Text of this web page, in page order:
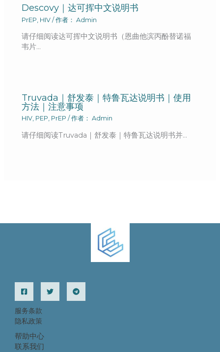
Descovy｜达可挥中文说明书
PrEP HIV / 作者： Admin
请仔细阅读达可挥中文说明书（恩曲他滨丙酚替诺福
韦片…
Truvada｜舒发泰｜特鲁瓦达说明书｜使用
方法｜注意事项
HIV, PEP, PrEP / 作者： Admin
请仔细阅读Truvada｜舒发泰｜特鲁瓦达说明书并…
服务条款
隐私政策
帮助中心
联系我们